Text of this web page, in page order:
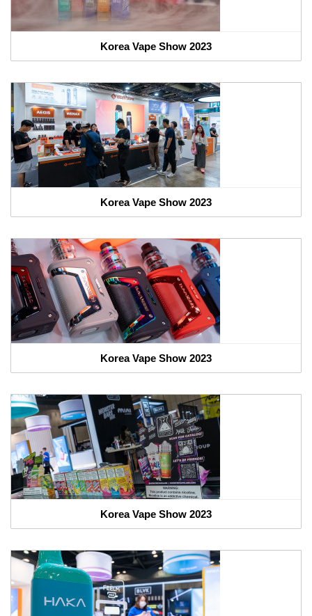
Korea Vape Show 2023
Korea Vape Show 2023
Korea Vape Show 2023
Korea Vape Show 2023